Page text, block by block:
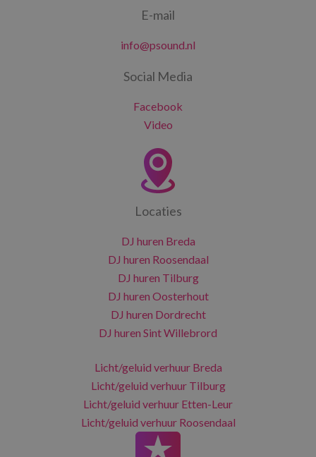
E-mail
info@psound.nl
Social Media
Facebook
Video
Locaties
DJ huren Breda
DJ huren Roosendaal
DJ huren Tilburg
DJ huren Oosterhout
DJ huren Dordrecht
DJ huren Sint Willebrord
Licht/geluid verhuur Breda
Licht/geluid verhuur Tilburg
Licht/geluid verhuur Etten-Leur
Licht/geluid verhuur Roosendaal